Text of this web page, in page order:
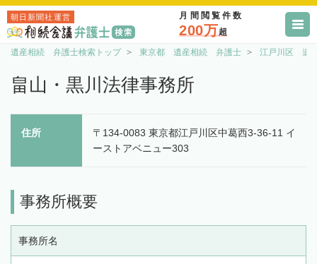
朝日新聞社運営 月間閲覧件数
200万超
遺産相続 弁護士検索トップ 東京都 遺産相続 弁護士 江戸川区 遺
畠山・黒川法律事務所
住所
〒134-0083 東京都江戸川区中葛西3-36-11 イ
ーストアベニュー303
事務所概要
事務所名